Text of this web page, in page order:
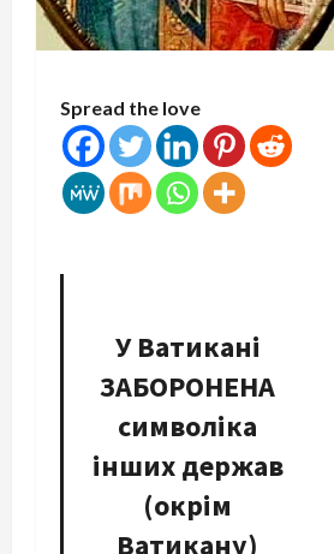
Spread the love
У Ватикані
ЗАБОРОНЕНА
символіка
інших держав
(окрім
Ватикану)